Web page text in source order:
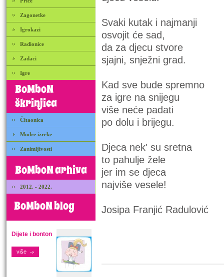
Zagonetke
Igrokazi
Radionice
Zadaci
Igre
BoMboN
škrinjica
Čitaonica
Mudre izreke
Zanimljivosti
BoMboN arhiva
2012. - 2022.
BoMboN blog
Dijete i bonton
više
Svaki kutak i najmanji
osvojit će sad,
da za djecu stvore
sjajni, snježni grad.
Kad sve bude spremno
za igre na snijegu
više neće padati
po dolu i brijegu.
Djeca nek' su sretna
to pahulje žele
jer im se djeca
najviše vesele!
Josipa Franjić Radulović